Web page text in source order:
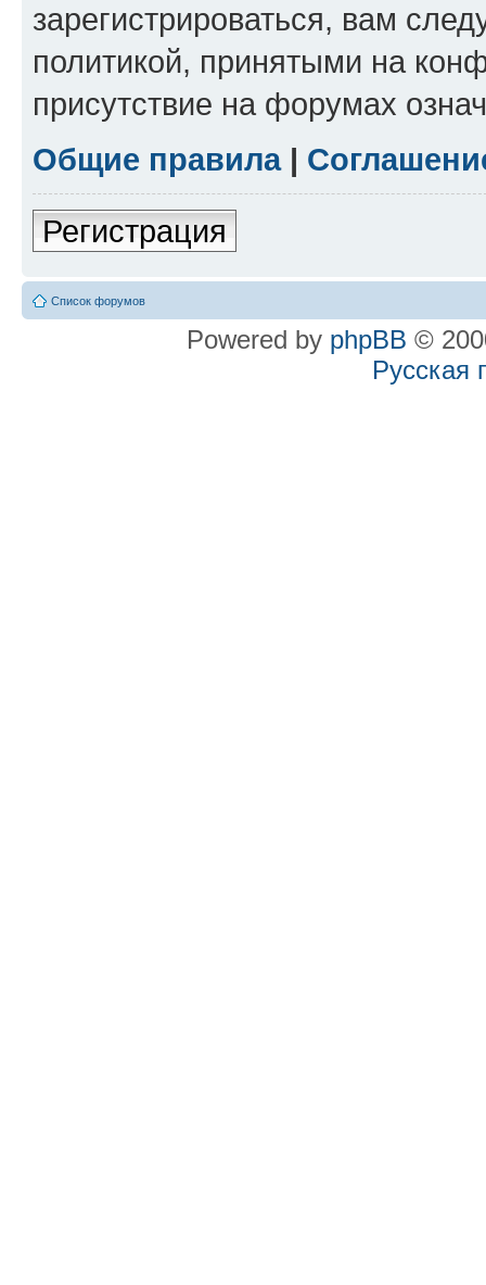
зарегистрироваться, вам
политикой, принятыми на
присутствие на форумах
Общие правила|
Регистрация
Список форумов
Powered by phpBB ©
Русская